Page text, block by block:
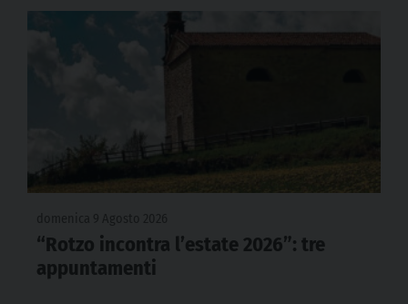
“Rotzo incontra l’estate 2026”: tre
appuntamenti